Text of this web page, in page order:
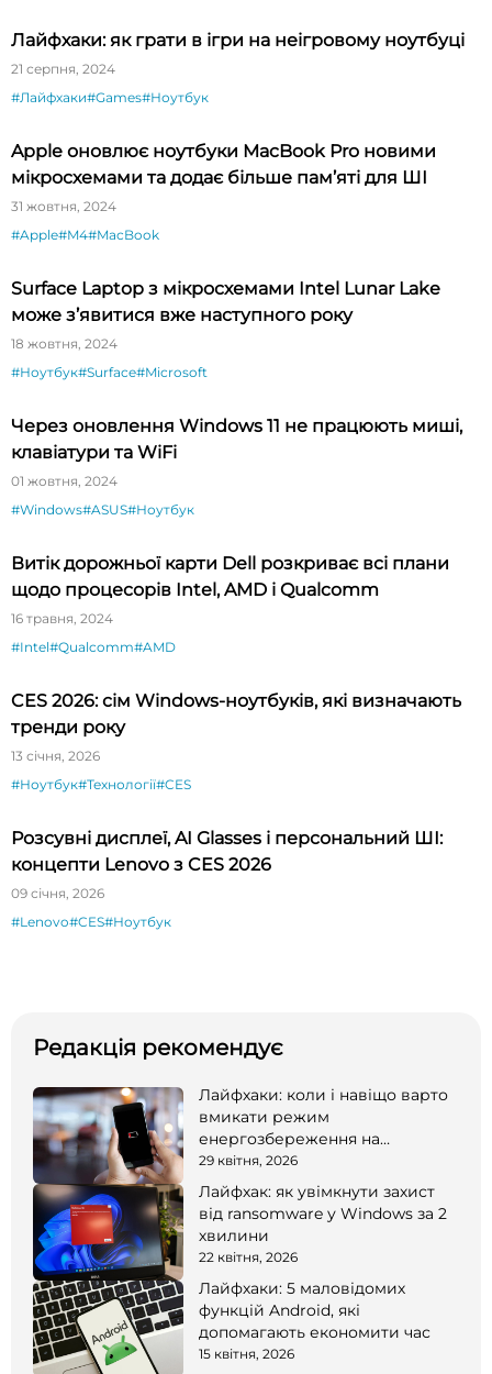
Лайфхаки: як грати в ігри на неігровому ноутбуці
21 серпня, 2024
#Лайфхаки#Games#Ноутбук
Apple оновлює ноутбуки MacBook Pro новими
мікросхемами та додає більше пам’яті для ШІ
31 жовтня, 2024
#Apple#M4#MacBook
Surface Laptop з мікросхемами Intel Lunar Lake
може з’явитися вже наступного року
18 жовтня, 2024
#Ноутбук#Surface#Microsoft
Через оновлення Windows 11 не працюють миші,
клавіатури та WiFi
01 жовтня, 2024
#Windows#ASUS#Ноутбук
Витік дорожньої карти Dell розкриває всі плани
щодо процесорів Intel, AMD і Qualcomm
16 травня, 2024
#Intel#Qualcomm#AMD
CES 2026: сім Windows-ноутбуків, які визначають
тренди року
13 січня, 2026
#Ноутбук#Технології#CES
Розсувні дисплеї, AI Glasses і персональний ШІ:
концепти Lenovo з CES 2026
09 січня, 2026
#Lenovo#CES#Ноутбук
Редакція рекомендує
Лайфхаки: коли і навіщо варто
вмикати режим
енергозбереження на
смартфоні
29 квітня, 2026
Лайфхак: як увімкнути захист
від ransomware у Windows за 2
хвилини
22 квітня, 2026
Лайфхаки: 5 маловідомих
функцій Android, які
допомагають економити час
15 квітня, 2026